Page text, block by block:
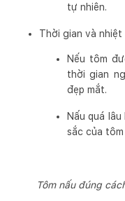
tự nhiên.
Thời gian và nhiệt
Nếu tôm
thời gian
đẹp mắt.
Nấu quá
sắc của
Tôm nấu đúng